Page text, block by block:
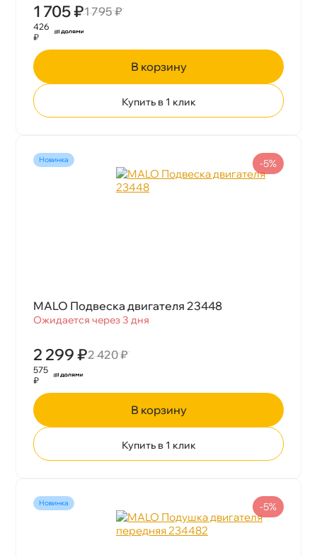
1 705 ₽1 795 ₽
426
₽
корзину
Купить в 1 клик
Новинка
MALO Подвеска двигателя 23448
Ожидается через 3 дня
2 299 ₽2 420 ₽
-5%
575
₽
корзину
Купить в 1 клик
Новинка -5%